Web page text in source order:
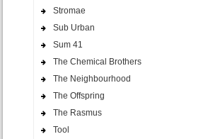
Stromae
Sub Urban
Sum 41
The Chemical Brothers
The Neighbourhood
The Offspring
The Rasmus
Tool